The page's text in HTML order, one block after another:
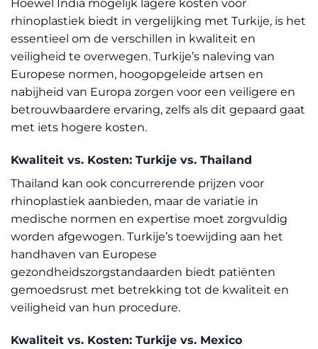
Hoewel India mogelijk lagere kosten voor
rhinoplastiek biedt in vergelijking met Turkije, is het
essentieel om de verschillen in kwaliteit en
veiligheid te overwegen. Turkije’s naleving van
Europese normen, hoogopgeleide artsen en
nabijheid van Europa zorgen voor een veiligere en
betrouwbaardere ervaring, zelfs als dit gepaard gaat
met iets hogere kosten.
Kwaliteit vs. Kosten: Turkije vs. Thailand
Thailand kan ook concurrerende prijzen voor
rhinoplastiek aanbieden, maar de variatie in
medische normen en expertise moet zorgvuldig
worden afgewogen. Turkije’s toewijding aan het
handhaven van Europese
gezondheidszorgstandaarden biedt patiënten
gemoedsrust met betrekking tot de kwaliteit en
veiligheid van hun procedure.
Kwaliteit vs. Kosten: Turkije vs. Mexico